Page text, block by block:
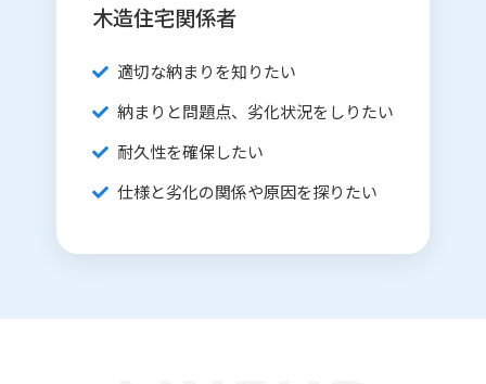
木造住宅関係者
適切な納まりを知りたい
納まりと問題点、劣化状況をしりたい
耐久性を確保したい
仕様と劣化の関係や原因を探りたい